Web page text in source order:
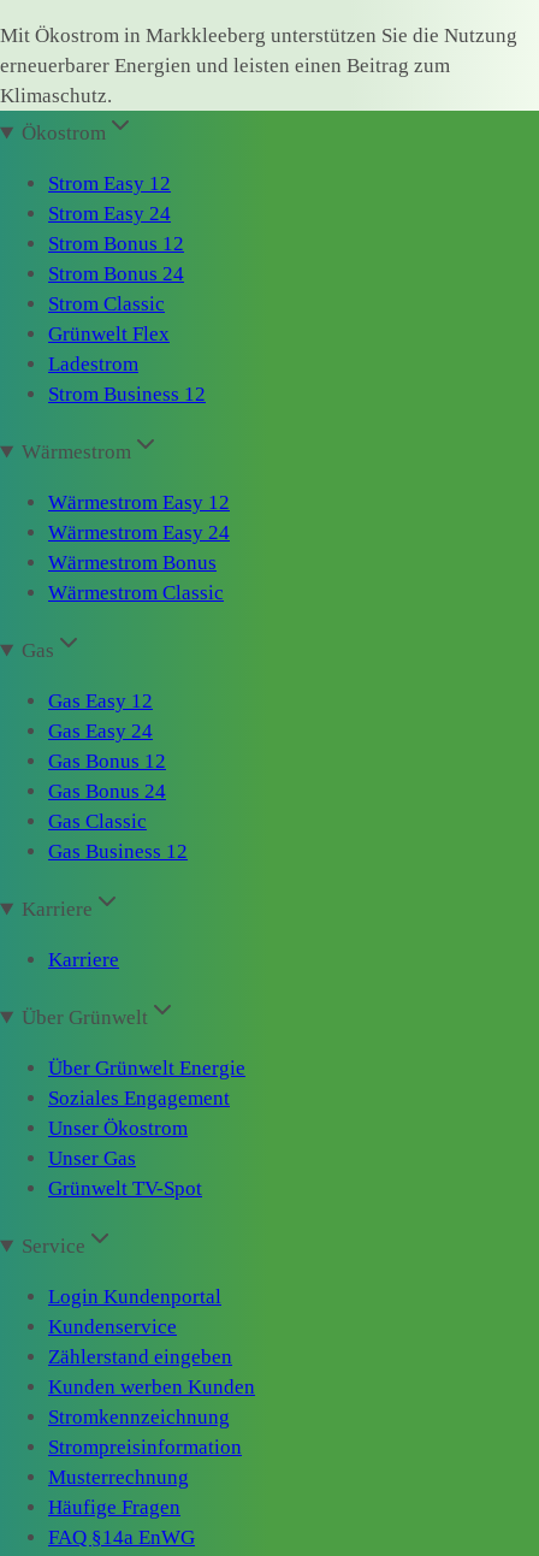
Mit Ökostrom in Markkleeberg unterstützen Sie die Nutzung
erneuerbarer Energien und leisten einen Beitrag zum
Klimaschutz.
Ökostrom
Strom Easy 12
Strom Easy 24
Strom Bonus 12
Strom Bonus 24
Strom Classic
Grünwelt Flex
Ladestrom
Strom Business 12
Wärmestrom
Wärmestrom Easy 12
Wärmestrom Easy 24
Wärmestrom Bonus
Wärmestrom Classic
Gas
Gas Easy 12
Gas Easy 24
Gas Bonus 12
Gas Bonus 24
Gas Classic
Gas Business 12
Karriere
Karriere
Über Grünwelt
Über Grünwelt Energie
Soziales Engagement
Unser Ökostrom
Unser Gas
Grünwelt TV-Spot
Service
Login Kundenportal
Kundenservice
Zählerstand eingeben
Kunden werben Kunden
Stromkennzeichnung
Strompreisinformation
Musterrechnung
Häufige Fragen
FAQ §14a EnWG